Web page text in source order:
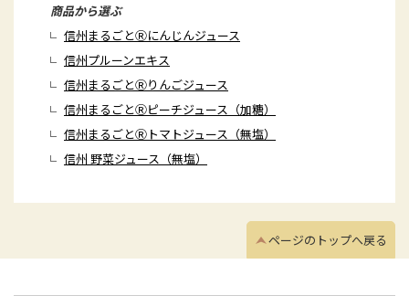
商品から選ぶ
信州まるごとⓇにんじんジュース
信州プルーンエキス
信州まるごとⓇりんごジュース
信州まるごとⓇピーチジュース（加糖）
信州まるごとⓇトマトジュース（無塩）
信州 野菜ジュース（無塩）
ページのトップへ戻る